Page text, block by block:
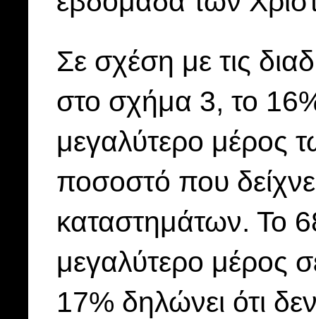
Σε σχέση με τις
στο σχήμα 3, το
μεγαλύτερο μέρος
ποσοστό που
καταστημάτων. Το
μεγαλύτερο μέρος
17% δηλώνει ότι